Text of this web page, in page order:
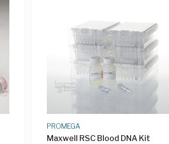
PROMEGA
Maxwell RSC Blood DNA Kit